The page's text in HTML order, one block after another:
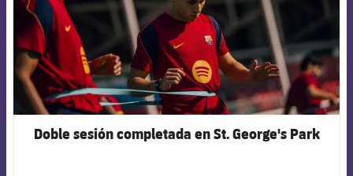
Doble sesión completada en St. George's Park